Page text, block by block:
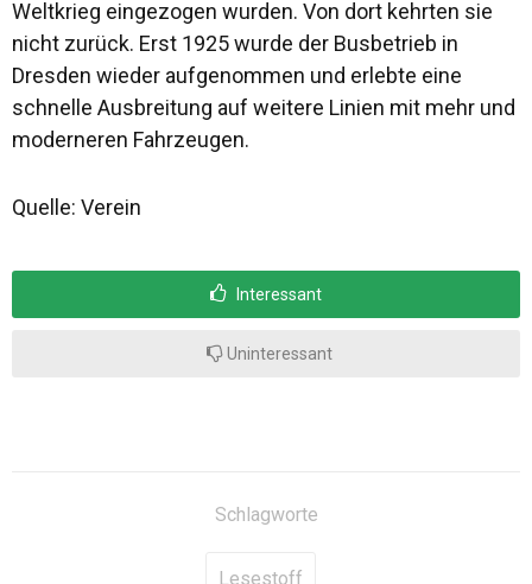
Weltkrieg eingezogen wurden. Von dort kehrten sie
nicht zurück. Erst 1925 wurde der Busbetrieb in
Dresden wieder aufgenommen und erlebte eine
schnelle Ausbreitung auf weitere Linien mit mehr und
moderneren Fahrzeugen.
Quelle: Verein
Interessant
Uninteressant
Schlagworte
Lesestoff